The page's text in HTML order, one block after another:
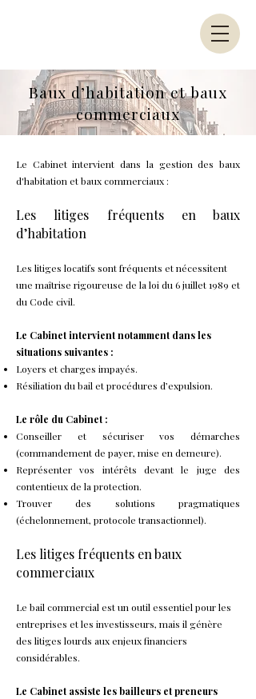
Baux d’habitation et baux
commerciaux
Le Cabinet intervient dans la gestion des baux
d'habitation et baux commerciaux :
Les litiges fréquents en
baux
d’habitation
Les litiges locatifs sont fréquents et nécessitent
une maîtrise rigoureuse de la loi du 6 juillet 1989 et
du Code civil.
Le Cabinet intervient notamment dans les
situations suivantes :
Loyers et charges impayés.
Résiliation du bail et procédures d’expulsion.
Le rôle du Cabinet :
Conseiller et sécuriser vos démarches
(commandement de payer, mise en demeure).
Représenter vos intérêts devant le juge des
contentieux de la protection.
Trouver des solutions pragmatiques
(échelonnement, protocole transactionnel).
Les litiges fréquents enbaux
commerciaux
Le bail commercial est un outil essentiel pour les
entreprises et les investisseurs, mais il génère
des litiges lourds aux enjeux financiers
considérables.
Le Cabinet assiste les bailleurs et preneurs